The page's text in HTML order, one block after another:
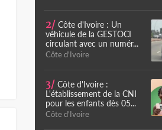
2/ Côte d'Ivoire : Un
véhicule de la GESTOCI
circulant avec un numér...
Côte d'Ivoire
3/ Côte d'Ivoire :
L'établissement de la CNI
pour les enfants dès 05...
Côte d'Ivoire